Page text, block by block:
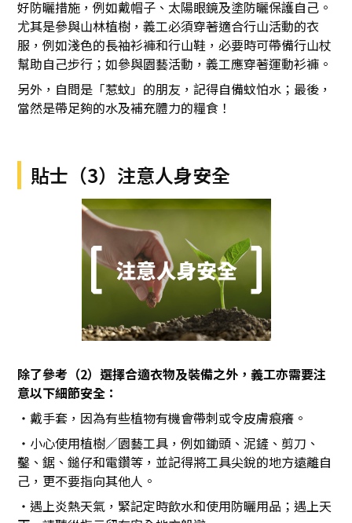
好防曬措施，例如戴帽子、太陽眼鏡及塗防曬保護自己。
尤其是參與山林植樹，義工必須穿著適合行山活動的衣
服，例如淺色的長袖衫褲和行山鞋，必要時可帶備行山杖
幫助自己步行；如參與園藝活動，義工應穿著運動衫褲。
另外，自問是「惹蚊」的朋友，記得自備蚊怕水；最後，
當然是帶足夠的水及補充體力的糧食！
貼士（3）注意人身安全
除了參考（2）選擇合適衣物及裝備之外，義工亦需要注
意以下細節安全：
・戴手套，因為有些植物有機會帶刺或令皮膚痕癢。
・小心使用植樹／園藝工具，例如鋤頭、泥鏟、剪刀、
鑿、鋸、鎚仔和電鑽等，並記得將工具尖銳的地方遠離自
己，更不要指向其他人。
・遇上炎熱天氣，緊記定時飲水和使用防曬用品；遇上天